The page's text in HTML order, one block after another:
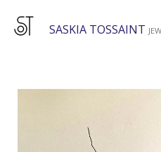
Ga
direct
SASKIA TOSSAINT